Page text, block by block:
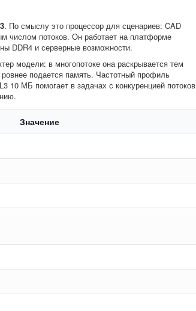
. По смыслу это процессор для сценариев: CAD
числом потоков. Он работает на платформе
DDR4 и серверные возможности.
модели: в многопотоке она раскрывается тем
подается память. Частотный профиль
10 МБ помогает в задачах с конкуренцией потоков
Значение